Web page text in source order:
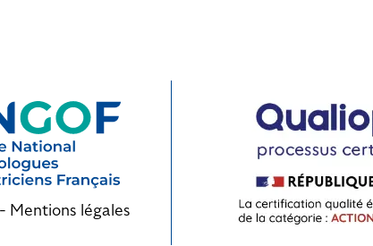
Mentions légales